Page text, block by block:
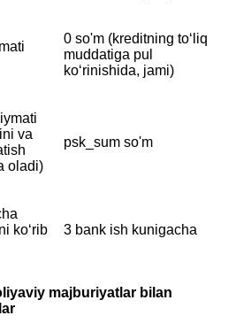
0 so'm (kreditning toʻliq
muddatiga pul
koʻrinishida, jami)
va
oladi)
psk_sum so'm
koʻrib
3 bank ish kunigacha
majburiyatlar bilan